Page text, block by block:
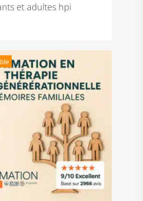
et adultes hpi
: :